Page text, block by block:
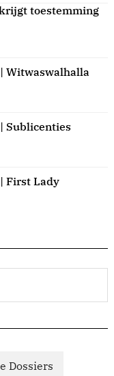
toestemming
Witwaswalhalla
Sublicenties
First Lady
Dossiers